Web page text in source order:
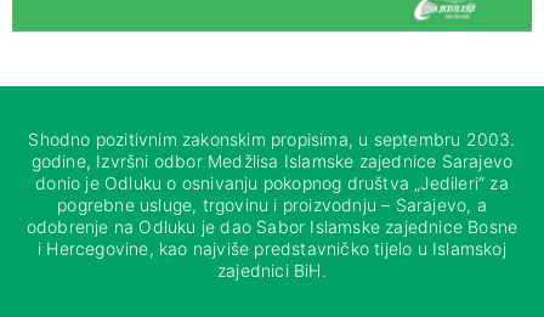
Shodno pozitivnim zakonskim propisima, u septembru 2003.
godine, Izvršni odbor Medžlisa Islamske zajednice Sarajevo
donio je Odluku o osnivanju pokopnog društva „Jedileri“ za
pogrebne usluge, trgovinu i proizvodnju – Sarajevo, a
odobrenje na Odluku je dao Sabor Islamske zajednice Bosne
i Hercegovine, kao najviše predstavničko tijelo u Islamskoj
zajednici BiH.